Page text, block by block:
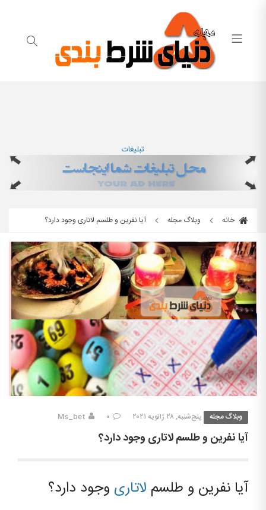
تبلیغات
خانه وبلاگ مجله آیا نفرین و طلسم لاتاری وجود دارد؟
وبلاگ مجله پنج‌شنبه, ۲۸ ژانویه ۲۰۲۱ ۰ Ms_bet
آیا نفرین و طلسم لاتاری وجود دارد؟
آیا نفرین و طلسم لاتاری وجود دارد؟